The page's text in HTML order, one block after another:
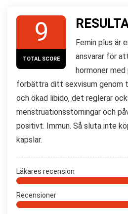
9
TOTAL SCORE
Femin plus är
ansvarar för
hormoner
förbättra ditt sexvisum genom
och ökad libido, det reglerar
menstruationsstörningar och
positivt. Immun. Så sluta inte
kapslar.
Läkares recension
Recensioner